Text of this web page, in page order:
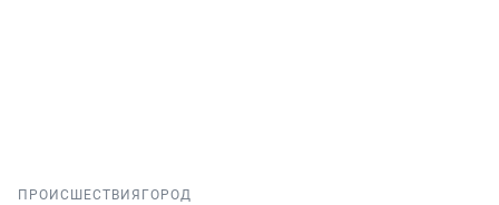
ПРОИСШЕСТВИЯ ГОРОД